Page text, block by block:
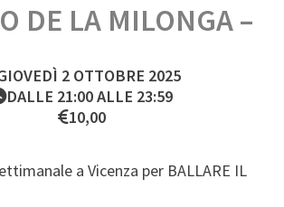
DE LA MILONGA –
2 OTTOBRE 2025
DALLE 21:00 ALLE 23:59
10,00
a Vicenza per BALLARE IL